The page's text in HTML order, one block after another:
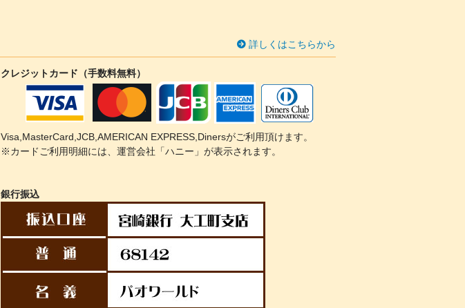
詳しくはこちらから
クレジットカード（手数料無料）
Visa,MasterCard,JCB,AMERICAN EXPRESS,Dinersがご利用頂けます。
※カードご利用明細には、運営会社「ハニー」が表示されます。
銀行振込